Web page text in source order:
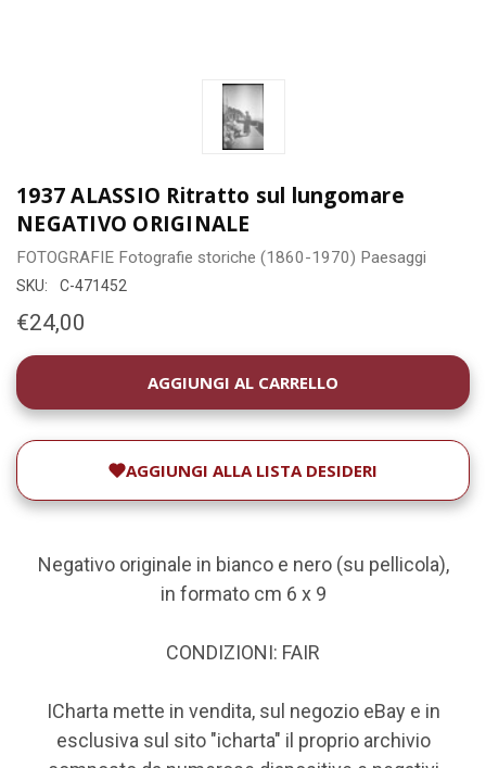
1937 ALASSIO Ritratto sul lungomare
NEGATIVO ORIGINALE
FOTOGRAFIE Fotografie storiche (1860-1970) Paesaggi
SKU: C-471452
€24,00
DISPONIBILITÀ
ATTUALE:
AGGIUNGI ALLA LISTA DESIDERI
Negativo originale in bianco e nero (su pellicola),
in formato cm 6 x 9
CONDIZIONI: FAIR
ICharta mette in vendita, sul negozio eBay e in
esclusiva sul sito "icharta" il proprio archivio